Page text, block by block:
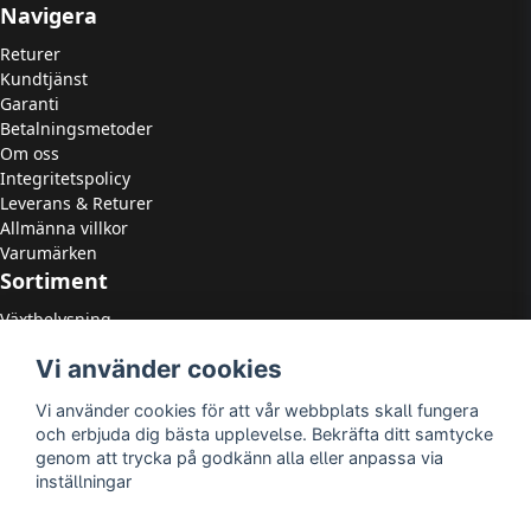
Navigera
Returer
Kundtjänst
Garanti
Betalningsmetoder
Om oss
Integritetspolicy
Leverans & Returer
Allmänna villkor
Varumärken
Sortiment
Växtbelysning
LED Paneler
LED Downlights
LED Takarmaturer
Tillbehör
OUTLED
Vi använder cookies
Vi använder cookies för att vår webbplats skall fungera
och erbjuda dig bästa upplevelse. Bekräfta ditt samtycke
genom att trycka på godkänn alla eller anpassa via
inställningar